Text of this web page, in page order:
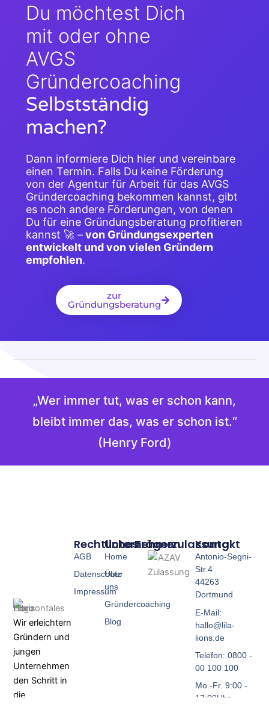
Du möchtest Dich
mit oder ohne
AVGS
Gründercoaching
Selbstständig
machen?
Dann informiere Dich hier und vereinbare
einen Termin. Falls Du keine Förderung
von der Agentur für Arbeit für das AVGS
Gründercoaching bekommen kannst, gibt
es noch andere Förderungen, von denen
Du für eine Gründungsberatung profitieren
kannst 🚀 –von Gründungsexperten
entwickelt und von vielen Gründern
empfohlen.
zur
Gründungsberatung
„Wer immer tut, was er schon kann,
bleibt immer das, was er schon ist.“
(Henry Ford)
Unternehmen
Home
Über
uns
Gründercoaching
Blog
Rechtliches
AGB
Datenschutz
Impressum
Kontakt
Antonio-Segni-
Str.4
44263
Dortmund
E-Mail:
hallo@lila-
lions.de
Telefon: 0800 -
00 100 100
Mo.-Fr. 9:00 -
17:00Uhr
Trägerzulassung
Wir erleichtern
Gründern und
jungen
Unternehmen
den Schritt in
die